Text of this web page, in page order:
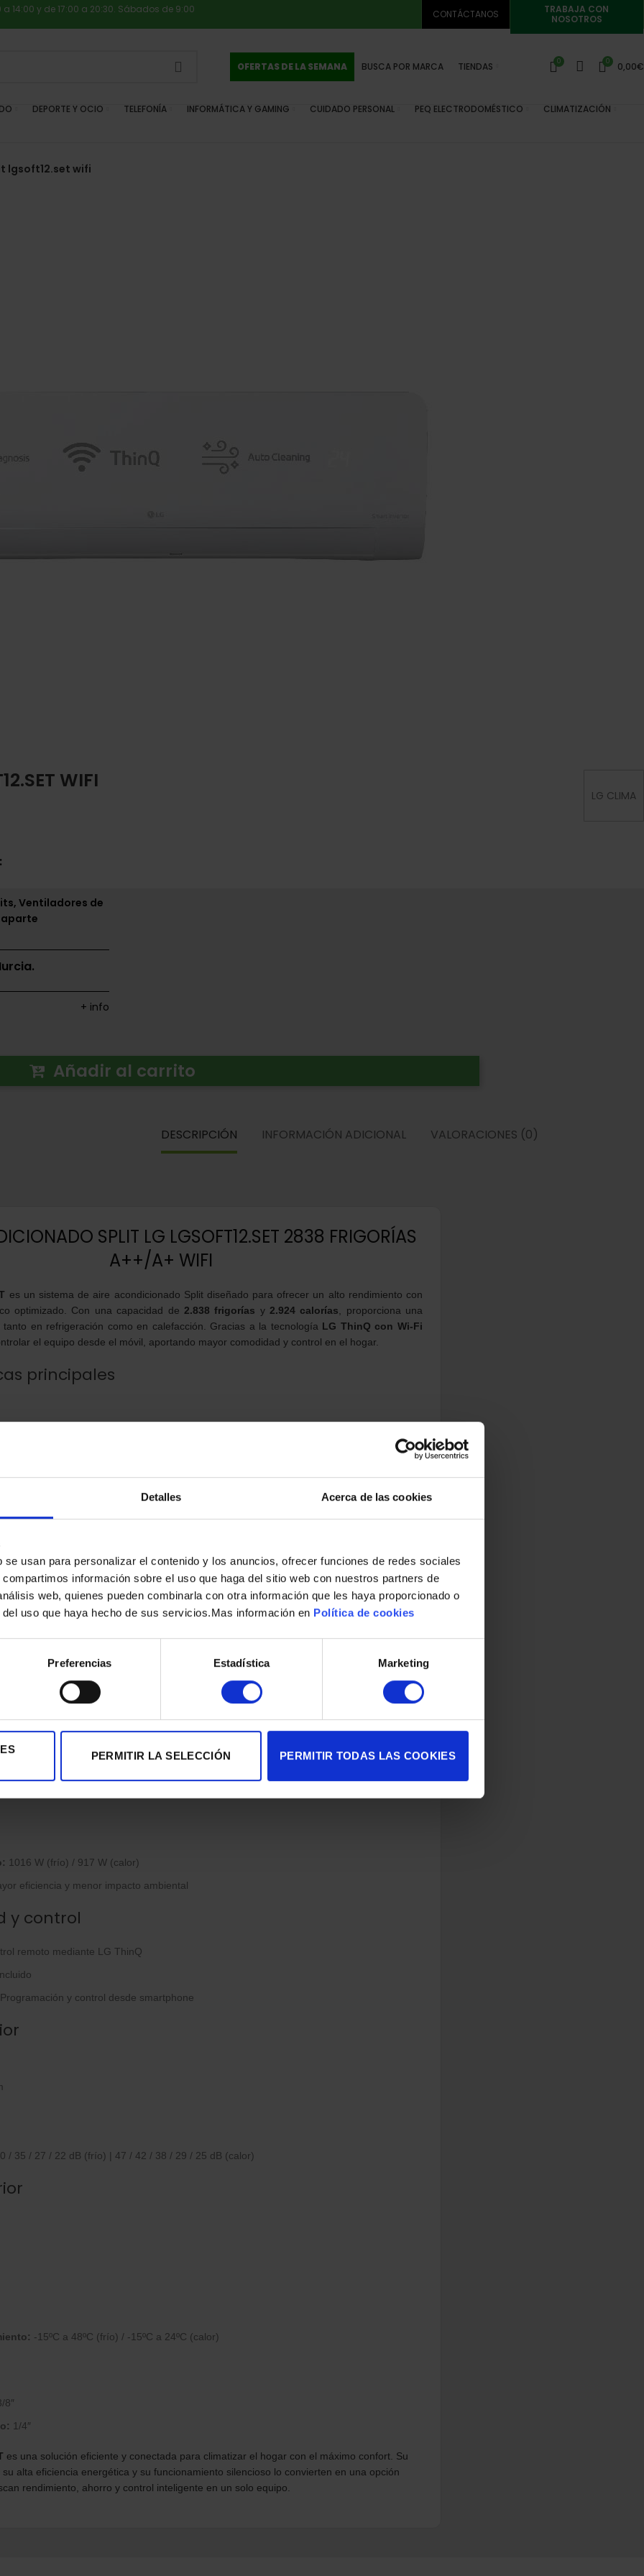
Detalles Acerca de las cookies
usan para personalizar el contenido y los anuncios, ofrecer funciones de redes sociales
información sobre el uso que haga del sitio web con nuestros partners de
web, quienes pueden combinarla con otra información que les haya proporcionado o
uso que haya hecho de sus servicios.Mas información en Política de cookies
Preferencias Estadística Marketing
PERMITIR LA SELECCIÓN PERMITIR TODAS LAS COOKIES
a 14:00 y de 17:00 a 20:30. Sábados de 9:00
CONTÁCTANOS
TRABAJA CON
NOSOTROS
OFERTAS DE LA SEMANA BUSCA POR MARCA TIENDAS 0 0 0,00€
DEPORTE Y OCIO TELEFONÍA INFORMÁTICA Y GAMING CUIDADO PERSONAL PEQ ELECTRODOMÉSTICO CLIMATIZACIÓN
lgsoft12.set wifi
LG CLIMA
WIFI
Ventiladores de
aparte
+ info
Añadir al carrito
DESCRIPCIÓN INFORMACIÓN ADICIONAL VALORACIONES (0)
SPLIT LG LGSOFT12.SET 2838 FRIGORÍAS
A++/A+ WIFI
es un sistema de aire acondicionado Split diseñado para ofrecer un alto rendimiento con
optimizado. Con una capacidad de 2.838 frigorías y 2.924 calorías , proporciona una
tanto en refrigeración como en calefacción. Gracias a la tecnología LG ThinQ con Wi-Fi
el equipo desde el móvil, aportando mayor comodidad y control en el hogar.
principales
Split 1×1
frigorías/h
refrigeración:
3.300 W (600 – 3.750 W)
calefacción:3.400 W (600 – 3.900 W)
De 2.500 a 3.000 frigorías
1016 W (frío) / 917 W (calor)
eficiencia y menor impacto ambiental
y control
remoto mediante LG ThinQ
Programación y control desde smartphone
/ 35 / 27 / 22 dB (frío) | 47 / 42 / 38 / 29 / 25 dB (calor)
-15ºC a 48ºC (frío) / -15ºC a 24ºC (calor)
8″
1/4″
es una solución eficiente y conectada para climatizar el hogar con el máximo confort. Su
, su alta eficiencia energética y su funcionamiento silencioso lo convierten en una opción
rendimiento, ahorro y control inteligente en un solo equipo.